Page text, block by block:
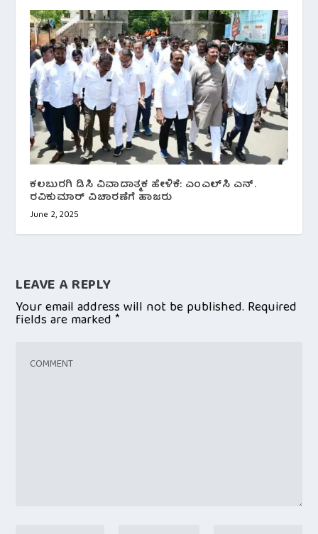
ಕಲಬುರಗಿ ಡಿಸಿ ವಿವಾದಾತ್ಮಕ ಹೇಳಿಕೆ: ಎಂಎಲ್‌ಸಿ ಎನ್.
ರವಿಕುಮಾರ್ ವಿಚಾರಣೆಗೆ ಹಾಜರು
June 2, 2025
LEAVE A REPLY
Your email address will not be published. Required
fields are marked*